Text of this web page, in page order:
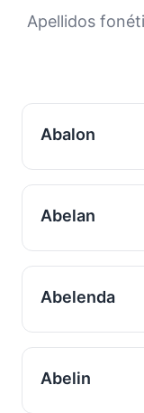
Apellidos
Abalon
Abelan
Abelenda
Abelin